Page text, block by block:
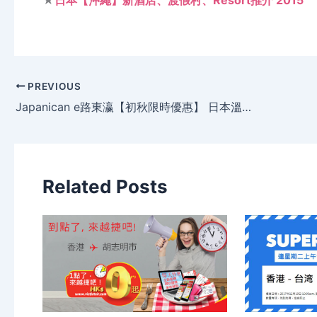
PREVIOUS
Japanican e路東瀛【初秋限時優惠】 日本溫泉酒店 千四蚊起，優惠至10月6日。
Related Posts